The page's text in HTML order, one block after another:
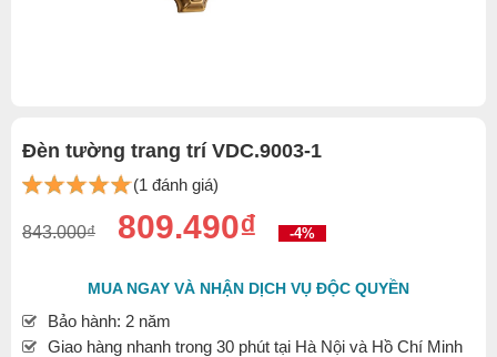
Đèn tường trang trí VDC.9003-1
(1 đánh giá)
843.000₫ 809.490₫ -4%
MUA NGAY VÀ NHẬN DỊCH VỤ ĐỘC QUYỀN
Bảo hành: 2 năm
Giao hàng nhanh trong 30 phút tại Hà Nội và Hồ Chí Minh